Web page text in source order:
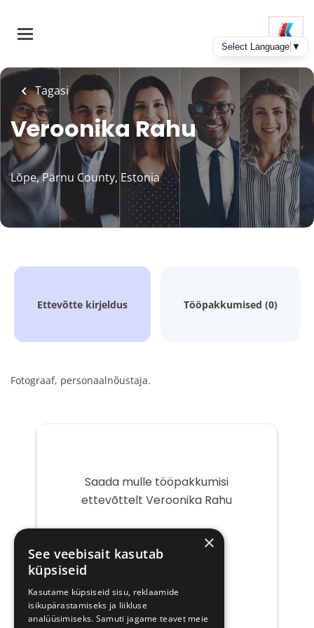
main
Tagasi
Veroonika Rahu
Lõpe, Pärnu County, Estonia
Ettevõtte kirjeldus Tööpakkumised (0)
Fotograaf, personaalnõustaja.
Saada mulle tööpakkumisi
ettevõttelt Veroonika Rahu
post
×
See veebisait kasutab
küpsiseid
Kasutame küpsiseid sisu, reklaamide
isikupärastamiseks ja liikluse
analüüsimiseks. Samuti jagame teavet meie